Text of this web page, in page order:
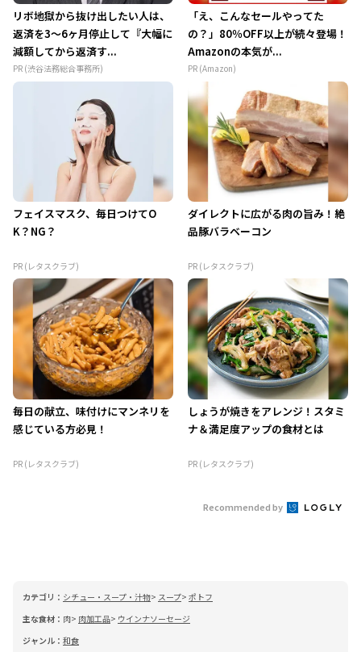
リボ地獄から抜け出したい人は、
返済を3～6ヶ月停止して『大幅に
減額してから返済す...
PR (渋谷法務総合事務所)
「え、こんなセールやってた
の？」80％OFF以上が続々登場！
Amazonの本気が...
PR (Amazon)
フェイスマスク、毎日つけてO
K？NG？
PR (レタスクラブ)
ダイレクトに広がる肉の旨み！絶
品豚バラベーコン
PR (レタスクラブ)
毎日の献立、味付けにマンネリを
感じている方必見！
PR (レタスクラブ)
しょうが焼きをアレンジ！スタミ
ナ＆満足度アップの食材とは
PR (レタスクラブ)
Recommended by
カテゴリ： シチュー・スープ・汁物 スープ ポトフ
主な食材： 肉 肉加工品
ウインナソーセージ
ジャンル： 和食